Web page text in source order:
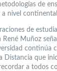
de
a nivel
de
René Muñoz
continúa
Distancia que
a todos